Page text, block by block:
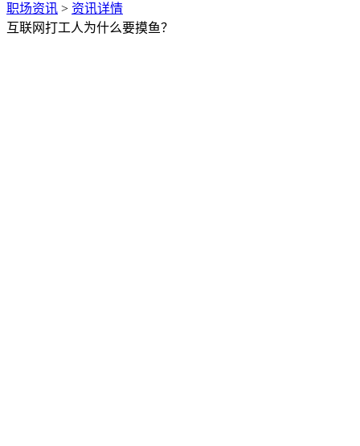
职场资讯 > 资讯详情
互联网打工人为什么要摸鱼？